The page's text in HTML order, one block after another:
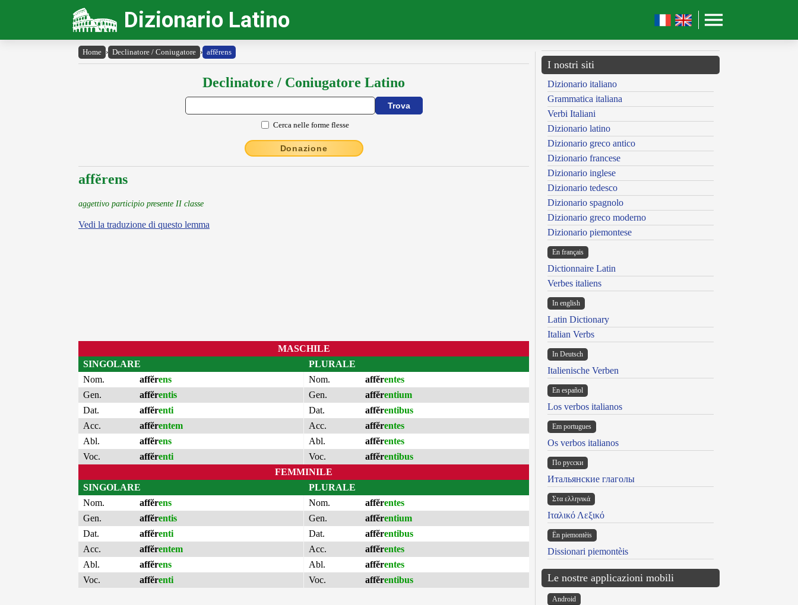
Dizionario Latino
Home › Declinatore / Coniugatore › affĕrens
Declinatore / Coniugatore Latino
Cerca nelle forme flesse
Donazione
affĕrens
aggettivo participio presente II classe
Vedi la traduzione di questo lemma
MASCHILE
SINGOLARE
Nom.
affĕrens
Gen.
affĕrentis
Dat.
affĕrenti
Acc.
affĕrentem
Abl.
affĕrens
Voc.
affĕrenti
PLURALE
Nom.
affĕrentes
Gen.
affĕrentium
Dat.
affĕrentibus
Acc.
affĕrentes
Abl.
affĕrentes
Voc.
affĕrentibus
FEMMINILE
SINGOLARE
Nom.
affĕrens
Gen.
affĕrentis
Dat.
affĕrenti
Acc.
affĕrentem
Abl.
affĕrens
Voc.
affĕrenti
PLURALE
Nom.
affĕrentes
Gen.
affĕrentium
Dat.
affĕrentibus
Acc.
affĕrentes
Abl.
affĕrentes
Voc.
affĕrentibus
I nostri siti
Dizionario italiano
Grammatica italiana
Verbi Italiani
Dizionario latino
Dizionario greco antico
Dizionario francese
Dizionario inglese
Dizionario tedesco
Dizionario spagnolo
Dizionario greco moderno
Dizionario piemontese
En français
Dictionnaire Latin
Verbes italiens
In english
Latin Dictionary
Italian Verbs
In Deutsch
Italienische Verben
En español
Los verbos italianos
Em portugues
Os verbos italianos
По русски
Итальянские глаголы
Στα ελληνικά
Ιταλικό Λεξικό
Ën piemontèis
Dissionari piemontèis
Le nostre applicazioni mobili
Android